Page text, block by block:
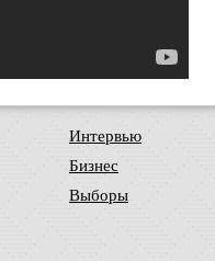
Интервью
Бизнес
Выборы